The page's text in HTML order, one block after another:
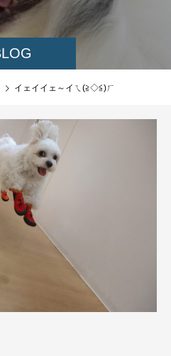
イェイイェ～イㄟ(≧◇≦)ㄏ